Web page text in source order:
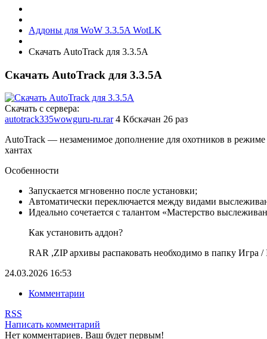
Аддоны для WoW 3.3.5A WotLK
Скачать AutoTrack для 3.3.5А
Скачать AutoTrack для 3.3.5А
Скачать с сервера:
autotrack335wowguru-ru.rar 4 Кбскачан 26 раз
AutoTrack — незаменимое дополнение для охотников в
хантах
Особенности
Запускается мгновенно после установки;
Автоматически переключается между видами
Идеально сочетается с талантом «Мастерство
Как установить аддон?
RAR ,ZIP архивы распаковать необходимо в папку Игра /
24.03.2026 16:53
Комментарии
RSS
Написать комментарий
Нет комментариев. Ваш будет первым!